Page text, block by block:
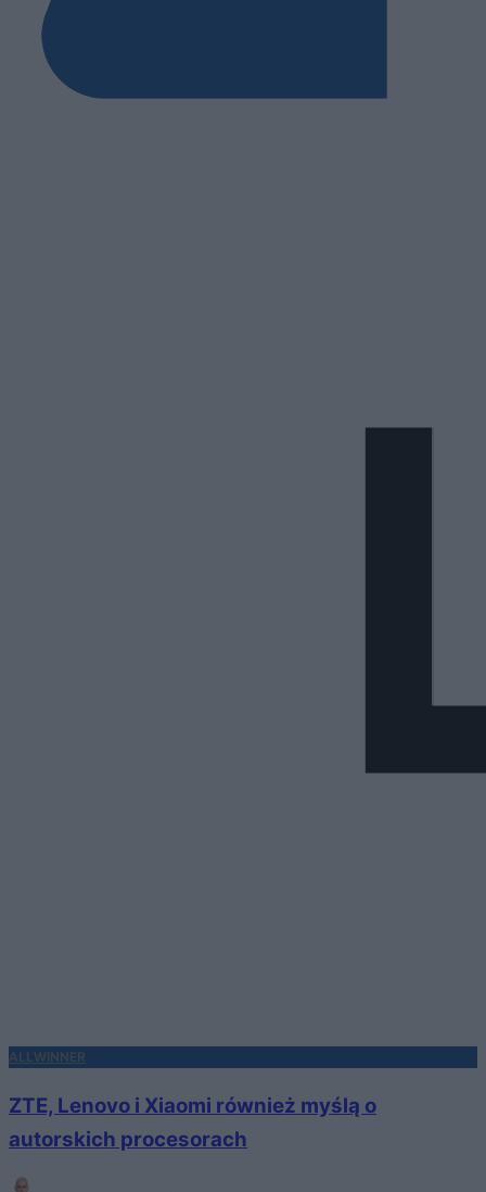
ALLWINNER
ZTE, Lenovo i Xiaomi również myślą o
autorskich procesorach